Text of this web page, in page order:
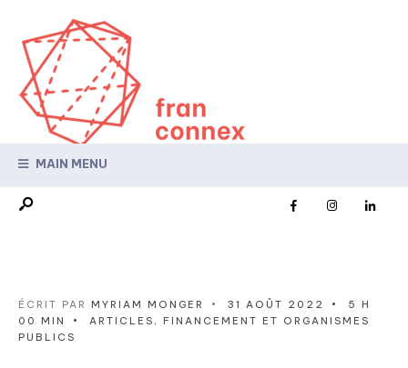
MAIN MENU
ÉCRIT PAR MYRIAM MONGER • 31 AOÛT 2022 •
5 H
00 MIN
• ARTICLES , FINANCEMENT ET ORGANISMES
PUBLICS